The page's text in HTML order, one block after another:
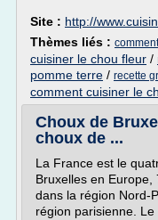
Site : http://
Thèmes liés :
cuisiner le chou fleur /
pomme terre / recette
comment cuisiner le
Choux de
choux de ...
La France est le
Bruxelles en
dans la région Nord-
région parisienne.